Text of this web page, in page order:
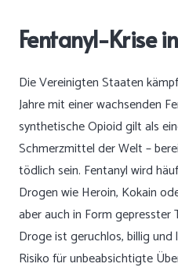
Fentanyl-Krise
Die Vereinigten Staaten
Jahre mit einer wachsenden
synthetische Opioid gilt als
Schmerzmittel der Welt –
tödlich sein. Fentanyl wird
Drogen wie Heroin, Kokain
aber auch in Form
Droge ist geruchlos, billig
Risiko für unbeabsichtigte